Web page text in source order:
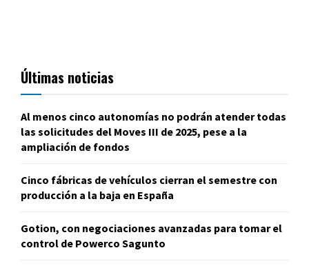
Últimas noticias
Al menos cinco autonomías no podrán atender todas
las solicitudes del Moves III de 2025, pese a la
ampliación de fondos
Cinco fábricas de vehículos cierran el semestre con
producción a la baja en España
Gotion, con negociaciones avanzadas para tomar el
control de Powerco Sagunto